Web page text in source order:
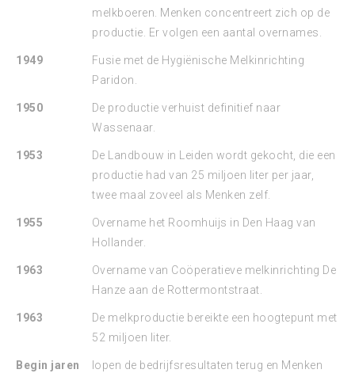
melkboeren. Menken concentreert zich op de
productie. Er volgen een aantal overnames.
1949
Fusie met de Hygiënische Melkinrichting
Paridon.
1950
De productie verhuist definitief naar
Wassenaar.
1953
De Landbouw in Leiden wordt gekocht, die een
productie had van 25 miljoen liter per jaar,
twee maal zoveel als Menken zelf.
1955
Overname het Roomhuijs in Den Haag van
Hollander.
1963
Overname van Coöperatieve melkinrichting De
Hanze aan de Rottermontstraat.
1963
De melkproductie bereikte een hoogtepunt met
52 miljoen liter.
Begin jaren
lopen de bedrijfsresultaten terug en Menken